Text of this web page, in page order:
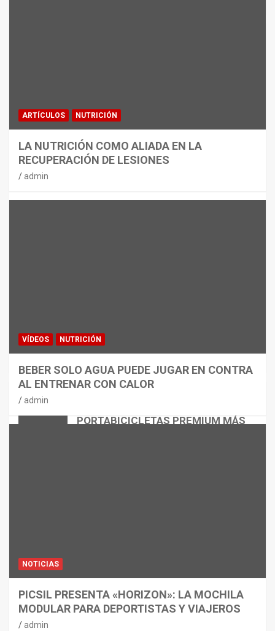
PORTABICICLETAS PREMIUM MÁS
ARTÍCULOS NUTRICIÓN
LA NUTRICIÓN COMO ALIADA EN LA
RECUPERACIÓN DE LESIONES
admin
VÍDEOS NUTRICIÓN
BEBER SOLO AGUA PUEDE JUGAR EN CONTRA
AL ENTRENAR CON CALOR
admin
NOTICIAS
PICSIL PRESENTA «HORIZON»: LA MOCHILA
MODULAR PARA DEPORTISTAS Y VIAJEROS
admin